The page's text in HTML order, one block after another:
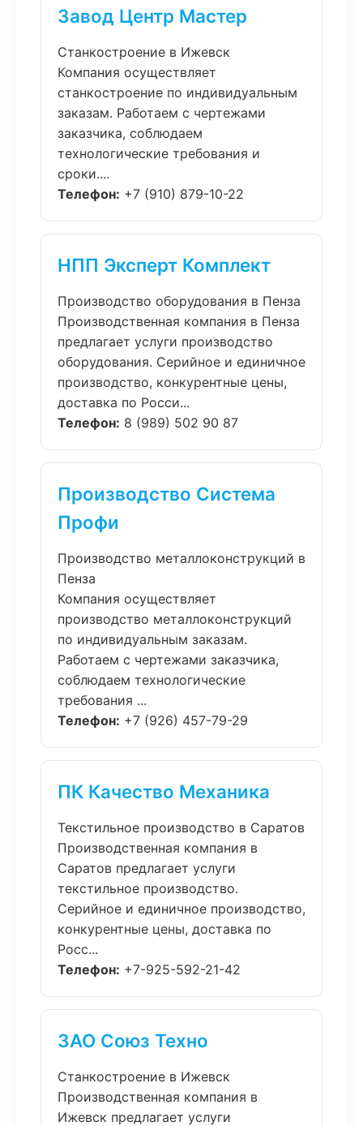
Завод Центр Мастер
Станкостроение в Ижевск
Компания осуществляет
станкостроение по индивидуальным
заказам. Работаем с чертежами
заказчика, соблюдаем
технологические требования и
сроки....
Телефон: +7 (910) 879-10-22
НПП Эксперт Комплект
Производство оборудования в Пенза
Производственная компания в Пенза
предлагает услуги производство
оборудования. Серийное и единичное
производство, конкурентные цены,
доставка по Росси...
Телефон: 8 (989) 502 90 87
Производство Система
Профи
Производство металлоконструкций в
Пенза
Компания осуществляет
производство металлоконструкций
по индивидуальным заказам.
Работаем с чертежами заказчика,
соблюдаем технологические
требования ...
Телефон: +7 (926) 457-79-29
ПК Качество Механика
Текстильное производство в Саратов
Производственная компания в
Саратов предлагает услуги
текстильное производство.
Серийное и единичное производство,
конкурентные цены, доставка по
Росс...
Телефон: +7-925-592-21-42
ЗАО Союз Техно
Станкостроение в Ижевск
Производственная компания в
Ижевск предлагает услуги